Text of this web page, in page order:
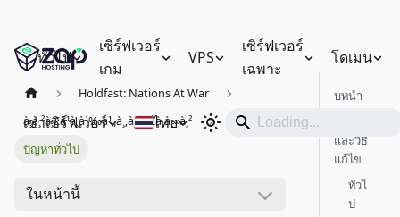
ทั่วไป
เซิร์ฟเวอร์
เกม
VPS
เซิร์ฟเวอร์
เฉพาะ
โดเมน
เช่าเซิร์ฟเวอร์ ไทย
Holdfast: Nations At War
à¸à¸²à¸£à¹à¸à¹‰à¹„à¸‚à¸›à¸±à¸à¸«à¸²
ปัญหาทั่วไป
ในหน้านี้
บทนำ
และวิธี
แก้ไข
ทั่วไ
ป